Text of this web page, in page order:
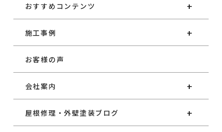
おすすめコンテンツ
施工事例
お客様の声
会社案内
屋根修理・外壁塗装ブログ